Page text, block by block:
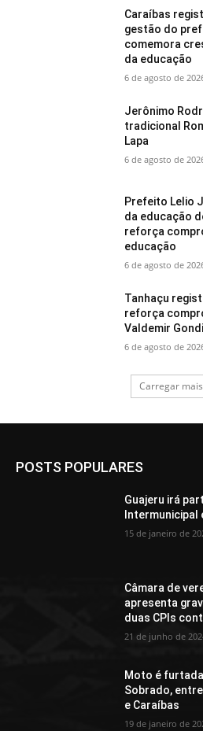
Caraíbas
gestão do
comemora
da educação
6 de agosto de
Jerônimo
tradicional
Lapa
6 de agosto de
Prefeito Lelio
da educação
reforça
educação
6 de agosto de
Tanhaçu
reforça
Valdemir
6 de agosto de
Carregar mais
POSTS POPULARES
Guajeru irá
Intermunicipal
15 de janeiro de
Câmara de
apresenta
duas CPIs
21 de junho de
Moto é
Sobrado,
e Caraíbas
19 de janeiro de